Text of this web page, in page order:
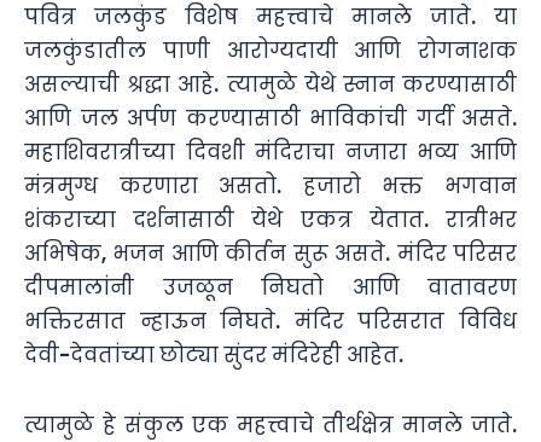
पवित्र जलकुंड विशेष महत्त्वाचे मानले जाते. या
जलकुंडातील पाणी आरोग्यदायी आणि रोगनाशक
असल्याची श्रद्धा आहे. त्यामुळे येथे स्नान करण्यासाठी
आणि जल अर्पण करण्यासाठी भाविकांची गर्दी असते.
महाशिवरात्रीच्या दिवशी मंदिराचा नजारा भव्य आणि
मंत्रमुग्ध करणारा असतो. हजारो भक्त भगवान
शंकराच्या दर्शनासाठी येथे एकत्र येतात. रात्रीभर
अभिषेक, भजन आणि कीर्तन सुरू असते. मंदिर परिसर
दीपमालांनी उजळून निघतो आणि वातावरण
भक्तिरसात न्हाऊन निघते. मंदिर परिसरात विविध
देवी-देवतांच्या छोट्या सुंदर मंदिरेही आहेत.
त्यामुळे हे संकुल एक महत्त्वाचे तीर्थक्षेत्र मानले जाते.